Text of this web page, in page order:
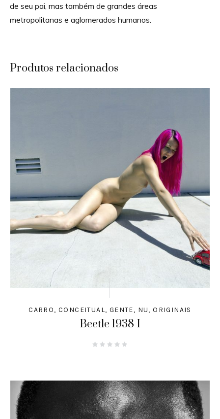
de seu pai, mas também de grandes áreas
metropolitanas e aglomerados humanos.
Produtos relacionados
CARRO, CONCEITUAL, GENTE, NU,ORIGINAIS
Beetle 1938 I